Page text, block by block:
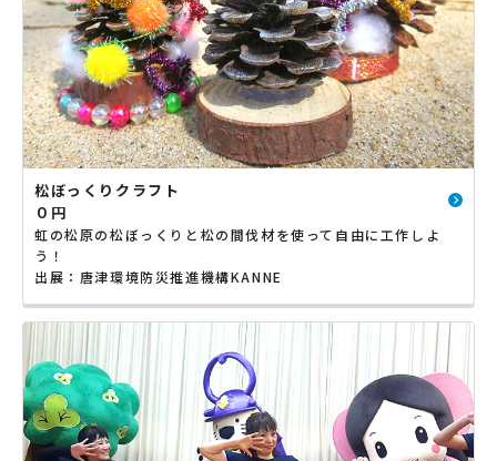
松ぼっくりクラフト
０円
虹の松原の松ぼっくりと松の間伐材を使って自由に工作しよ
う！
出展：唐津環境防災推進機構KANNE